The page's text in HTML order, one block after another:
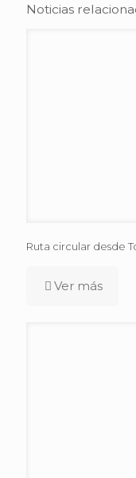
Noticias
Ruta circular desde
Ver más